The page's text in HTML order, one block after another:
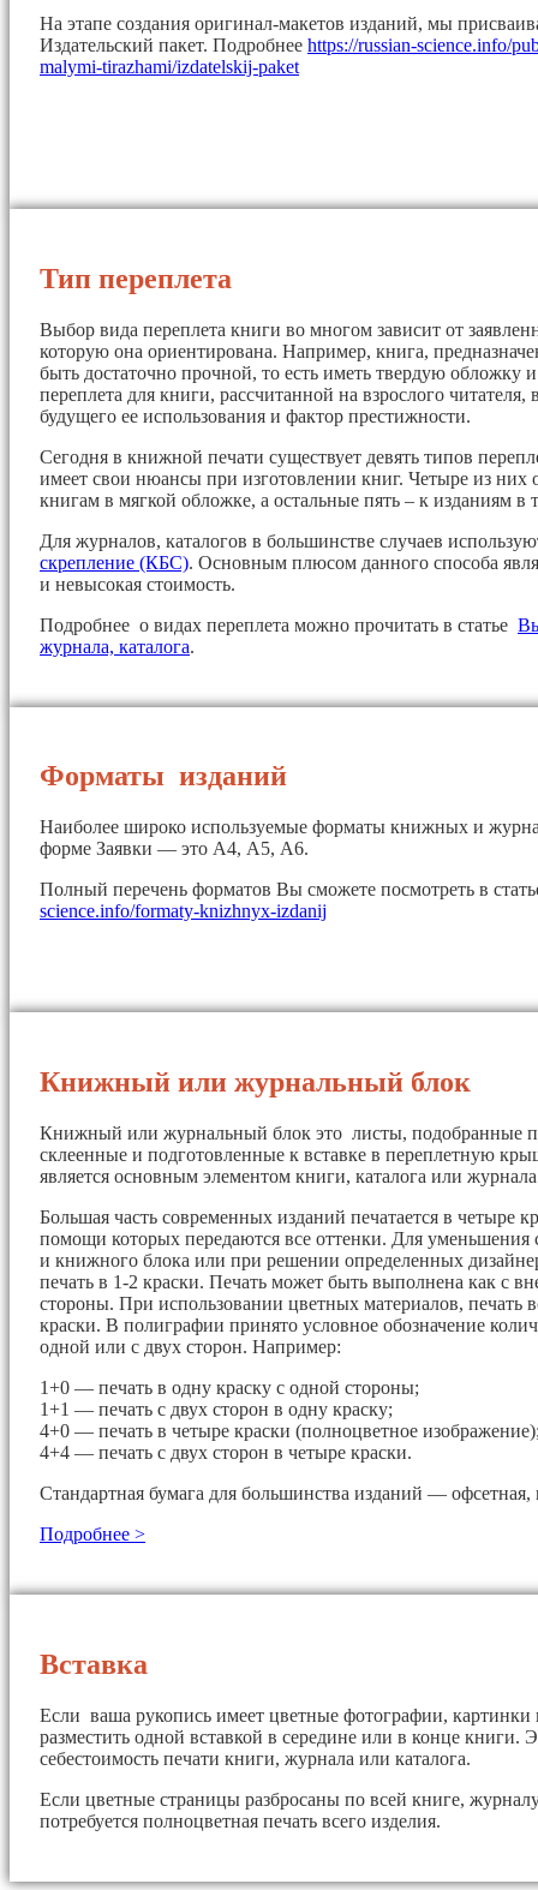
На этапе создания оригинал-макетов изданий, мы
Издательский пакет. Подробнее https://russian-science.info/
malymi-tirazhami/izdatelskij-paket
Тип переплета
Выбор вида переплета книги во многом зависит от
которую она ориентирована. Например, книга,
быть достаточно прочной, то есть иметь твердую
переплета для книги, рассчитанной на взрослого читателя,
будущего ее использования и фактор престижности.
Сегодня в книжной печати существует девять типов
имеет свои нюансы при изготовлении книг. Четыре из них
книгам в мягкой обложке, а остальные пять – к изданиям в
Для журналов, каталогов в большинстве случаев
скрепление (КБС). Основным плюсом данного способа
и невысокая стоимость.
Подробнее о видах переплета можно прочитать в статье
журнала, каталога.
Форматы изданий
Наиболее широко используемые форматы книжных и
форме Заявки — это А4, А5, А6.
Полный перечень форматов Вы сможете посмотреть в
science.info/formaty-knizhnyx-izdanij
Книжный или журнальный блок
Книжный или журнальный блок это листы, подобранные
склеенные и подготовленные к вставке в переплетную
является основным элементом книги, каталога или
Большая часть современных изданий печатается в четыре
помощи которых передаются все оттенки. Для уменьшения
и книжного блока или при решении определенных
печать в 1-2 краски. Печать может быть выполнена как с
стороны. При использовании цветных материалов, печать
краски. В полиграфии принято условное обозначение
одной или с двух сторон. Например:
1+0 — печать в одну краску с одной стороны;
1+1 — печать с двух сторон в одну краску;
4+0 — печать в четыре краски (полноцветное
4+4 — печать с двух сторон в четыре краски.
Стандартная бумага для большинства изданий — офсетная,
Подробнее >
Вставка
Если ваша рукопись имеет цветные фотографии,
разместить одной вставкой в середине или в конце книги.
себестоимость печати книги, журнала или каталога.
Если цветные страницы разбросаны по всей книге,
потребуется полноцветная печать всего изделия.